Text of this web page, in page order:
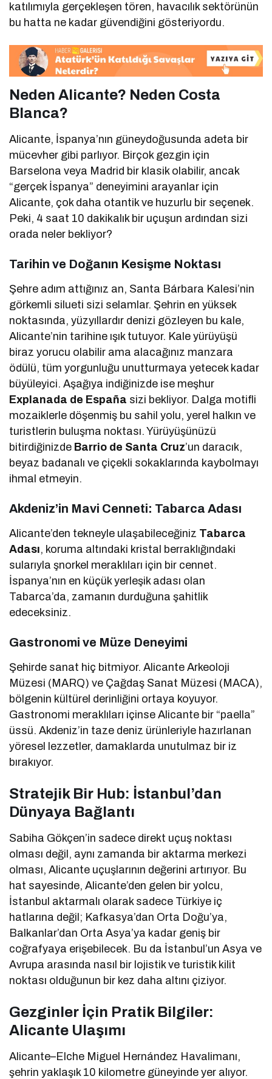
katılımıyla gerçekleşen tören, havacılık sektörünün
bu hatta ne kadar güvendiğini gösteriyordu.
Neden Alicante? Neden Costa
Blanca?
Alicante, İspanya’nın güneydoğusunda adeta bir
mücevher gibi parlıyor. Birçok gezgin için
Barselona veya Madrid bir klasik olabilir, ancak
“gerçek İspanya” deneyimini arayanlar için
Alicante, çok daha otantik ve huzurlu bir seçenek.
Peki, 4 saat 10 dakikalık bir uçuşun ardından sizi
orada neler bekliyor?
Tarihin ve Doğanın Kesişme Noktası
Şehre adım attığınız an, Santa Bárbara Kalesi’nin
görkemli silueti sizi selamlar. Şehrin en yüksek
noktasında, yüzyıllardır denizi gözleyen bu kale,
Alicante’nin tarihine ışık tutuyor. Kale yürüyüşü
biraz yorucu olabilir ama alacağınız manzara
ödülü, tüm yorgunluğu unutturmaya yetecek kadar
büyüleyici. Aşağıya indiğinizde ise meşhur
Explanada de España sizi bekliyor. Dalga motifli
mozaiklerle döşenmiş bu sahil yolu, yerel halkın ve
turistlerin buluşma noktası. Yürüyüşünüzü
bitirdiğinizde Barrio de Santa Cruz’un daracık,
beyaz badanalı ve çiçekli sokaklarında kaybolmayı
ihmal etmeyin.
Akdeniz’in Mavi Cenneti: Tabarca Adası
Alicante’den tekneyle ulaşabileceğiniz Tabarca
Adası, koruma altındaki kristal berraklığındaki
sularıyla şnorkel meraklıları için bir cennet.
İspanya’nın en küçük yerleşik adası olan
Tabarca’da, zamanın durduğuna şahitlik
edeceksiniz.
Gastronomi ve Müze Deneyimi
Şehirde sanat hiç bitmiyor. Alicante Arkeoloji
Müzesi (MARQ) ve Çağdaş Sanat Müzesi (MACA),
bölgenin kültürel derinliğini ortaya koyuyor.
Gastronomi meraklıları içinse Alicante bir “paella”
üssü. Akdeniz’in taze deniz ürünleriyle hazırlanan
yöresel lezzetler, damaklarda unutulmaz bir iz
bırakıyor.
Stratejik Bir Hub: İstanbul’dan
Dünyaya Bağlantı
Sabiha Gökçen’in sadece direkt uçuş noktası
olması değil, aynı zamanda bir aktarma merkezi
olması, Alicante uçuşlarının değerini artırıyor. Bu
hat sayesinde, Alicante’den gelen bir yolcu,
İstanbul aktarmalı olarak sadece Türkiye iç
hatlarına değil; Kafkasya’dan Orta Doğu’ya,
Balkanlar’dan Orta Asya’ya kadar geniş bir
coğrafyaya erişebilecek. Bu da İstanbul’un Asya ve
Avrupa arasında nasıl bir lojistik ve turistik kilit
noktası olduğunun bir kez daha altını çiziyor.
Gezginler İçin Pratik Bilgiler:
Alicante Ulaşımı
Alicante–Elche Miguel Hernández Havalimanı,
şehrin yaklaşık 10 kilometre güneyinde yer alıyor.